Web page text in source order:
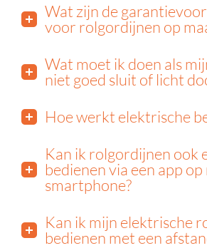
Wat zijn de
voor rolgordijnen op
Wat moet ik doen als
niet goed sluit of licht
Hoe werkt elektrische
Kan ik rolgordijnen ook
bedienen via een app op
smartphone?
Kan ik mijn elektrische
bedienen met een